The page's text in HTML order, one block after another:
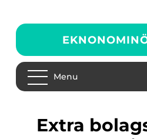
Menu
Extra bolagsstämma